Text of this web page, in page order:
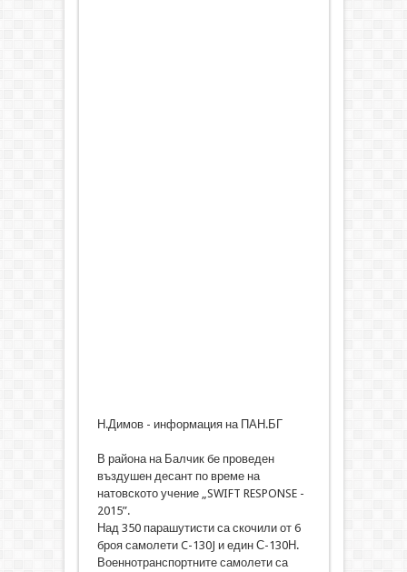
Н.Димов - информация на ПАН.БГ
В района на Балчик бе проведен
въздушен десант по време на
натовското учение „SWIFT RESPONSE -
2015”.
Над 350 парашутисти са скочили от 6
броя самолети C-130J и един С-130Н.
Военнотранспортните самолети са